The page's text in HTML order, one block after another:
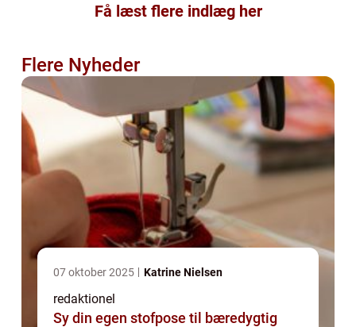
Få læst flere indlæg her
Flere Nyheder
07 oktober 2025 Katrine Nielsen
redaktionel
Sy din egen stofpose til bæredygtig